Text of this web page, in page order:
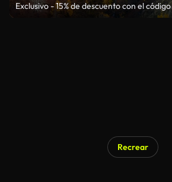
Exclusivo - 15% de descuento con el código
Recrear